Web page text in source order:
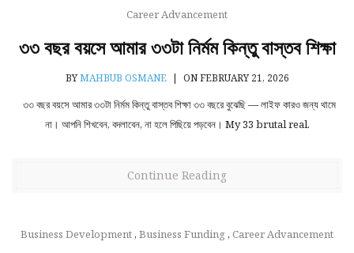
Career Advancement
৩৩ বছর বয়সে আমার ৩৩টা নির্মম কিন্তু বাস্তব শিক্ষা
BYMAHBUB OSMANE ON FEBRUARY 21, 2026
৩৩ বছর বয়সে আমার ৩৩টা নির্মম কিন্তু বাস্তব শিক্ষা ৩৩ বছরে বুঝেছি — লাইফ কারও জন্য থামে
না। আপনি শিখবেন, বদলাবেন, না হলে পিছিয়ে পড়বেন। My 33 brutal real.
Continue Reading
Business Development, Business Funding, Career Advancement